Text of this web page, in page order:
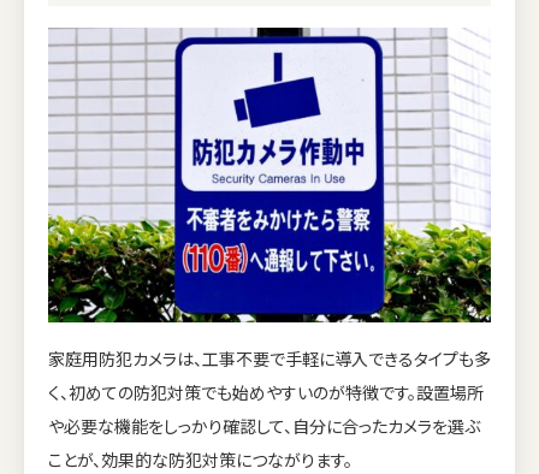
家庭用防犯カメラは、工事不要で手軽に導入できるタイプも多
く、初めての防犯対策でも始めやすいのが特徴です。設置場所
や必要な機能をしっかり確認して、自分に合ったカメラを選ぶ
ことが、効果的な防犯対策につながります。